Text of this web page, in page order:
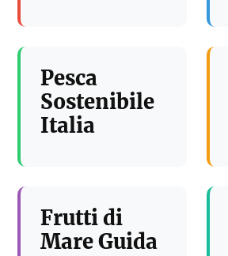
Pesca
Sostenibile
Italia
Frutti di
Mare Guida